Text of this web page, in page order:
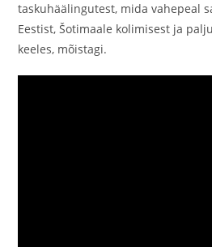
taskuhäälingutest, mida vahepeal
Eestist, Šotimaale kolimisest ja
keeles, mõistagi.